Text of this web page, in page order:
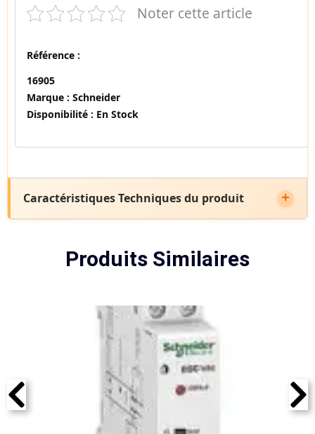
Noter cette article
Référence :
16905
Marque : Schneider
Disponibilité : En Stock
Caractéristiques Techniques du produit
Produits Similaires